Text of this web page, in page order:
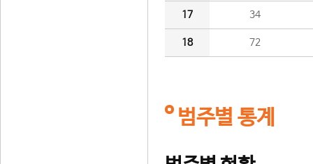
17 34
18 72
범주별 통계